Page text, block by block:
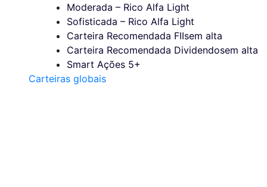
Moderada – Rico Alfa Light
Sofisticada – Rico Alfa Light
Carteira Recomendada FIIsem alta
Carteira Recomendada Dividendosem alta
Smart Ações 5+
Carteiras globais